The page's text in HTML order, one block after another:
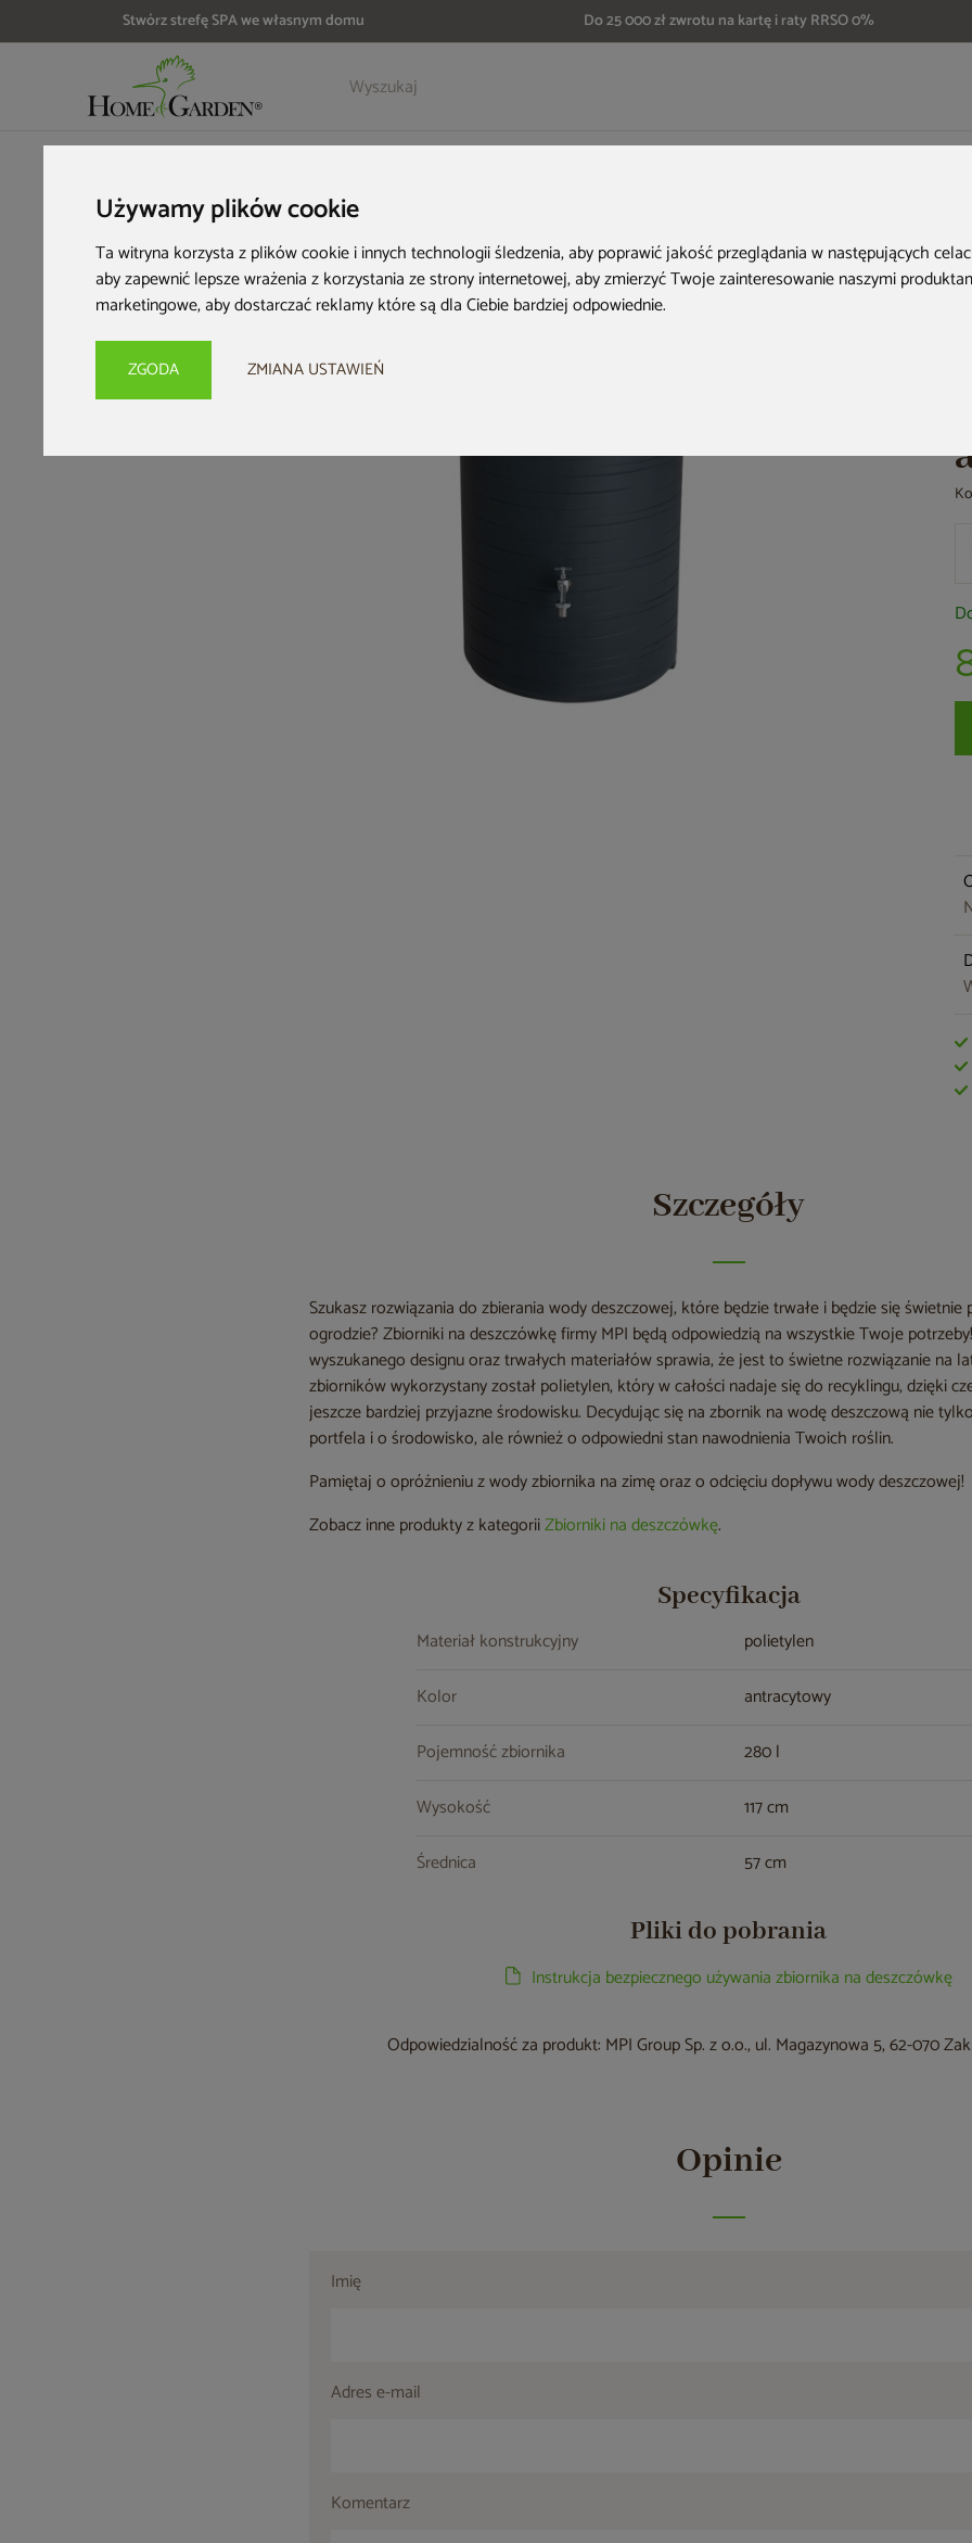
Używamy plików cookie
Ta witryna korzysta z plików cookie i innych technologii śledzenia, aby poprawić jakość przeglądania w następujących
aby zapewnić lepsze wrażenia z korzystania ze strony internetowej,aby zmierzyć Twoje zainteresowanie naszymi
marketingowe,aby dostarczać reklamy które są dla Ciebie bardziej odpowiednie.
ZGODA ZMIANA USTAWIEŃ
Stwórz strefę SPA we własnym domu Do 25 000 zł zwrotu na kartę i raty RRSO 0%
Szczegóły Opinie Akcesoria
Szczegóły
Szukasz rozwiązania do zbierania wody deszczowej, które będzie trwałe i będzie się
ogrodzie? Zbiorniki na deszczówkę firmy MPI będą odpowiedzią na wszystkie Twoje
wyszukanego designu oraz trwałych materiałów sprawia, że jest to świetne rozwiązanie na
zbiorników wykorzystany został polietylen, który w całości nadaje się do recyklingu, dzięki
jeszcze bardziej przyjazne środowisku. Decydując się na zbornik na wodę deszczową nie
portfela i o środowisko, ale również o odpowiedni stan nawodnienia Twoich roślin.
Pamiętaj o opróżnieniu z wody zbiornika na zimę oraz o odcięciu dopływu wody deszczowej!
Zobacz inne produkty z kategoriiZbiorniki na deszczówkę.
Specyfikacja
Materiał konstrukcyjny
polietylen
Kolor
antracytowy
Pojemność zbiornika
280 l
Wysokość
117 cm
Średnica
57 cm
Pliki do pobrania
Instrukcja bezpiecznego używania zbiornika na deszczówkę
Odpowiedzialność za produkt: MPI Group Sp. z o.o., ul. Magazynowa 5, 62-070
Opinie
Imię
Adres e-mail
Komentarz